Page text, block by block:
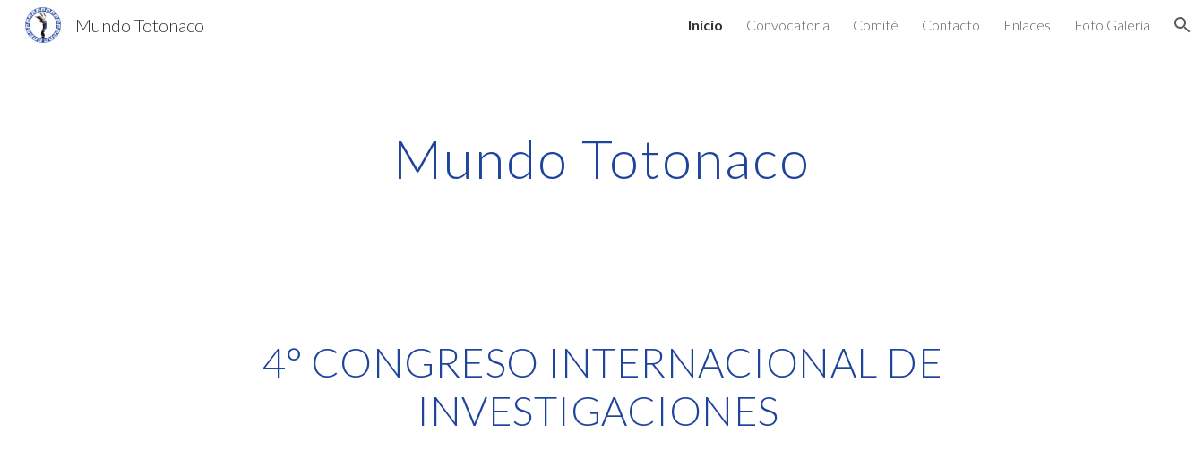
Skip to navigation
Mundo Totonaco Inicio Convocatoria Comité Contacto Enlaces Foto Galería
Mundo Totonaco
4° CONGRESO INTERNACIONAL DE
INVESTIGACIONES